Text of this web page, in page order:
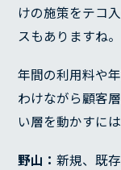
けの施策をテコ
スもありますね。
年間の利用料や
わけながら顧客
い層を動かすに
野山：新規、既